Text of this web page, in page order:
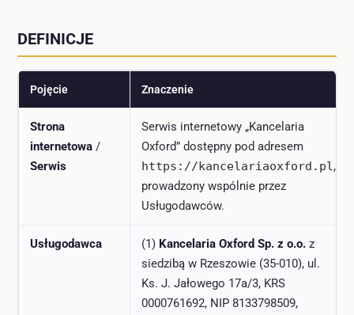
DEFINICJE
Pojęcie Znaczenie
Strona
internetowa /
Serwis
Serwis internetowy „Kancelaria
Oxford” dostępny pod adresem
https://kancelariaoxford.pl,
prowadzony wspólnie przez
Usługodawców.
Usługodawca (1) Kancelaria Oxford Sp. z o.o. z
siedzibą w Rzeszowie (35-010), ul.
Ks. J. Jałowego 17a/3, KRS
0000761692, NIP 8133798509,